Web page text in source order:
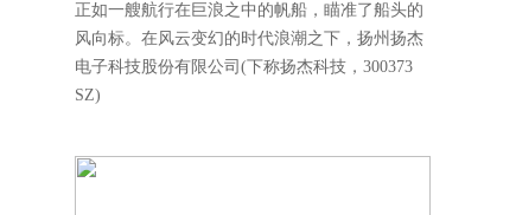
正如一艘航行在巨浪之中的帆船，瞄准了船头的
风向标。在风云变幻的时代浪潮之下，扬州扬杰
电子科技股份有限公司(下称扬杰科技，300373
SZ)